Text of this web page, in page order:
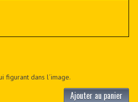
figurant dans l´image.
Ajouter au panier